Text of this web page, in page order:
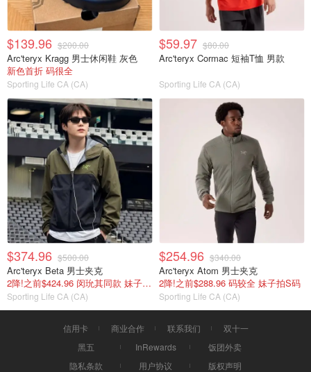
$139.96 $200.00
Arc'teryx Kragg 男士休闲鞋 灰色
新色首折 码很全
Sporting Life CA (CA)
$59.97 $80.00
Arc'teryx Cormac 短袖T恤 男款
Sporting Life CA (CA)
$374.96 $500.00
Arc'teryx Beta 男士夹克
2降!之前$424.96 闵玧其同款 妹子拍小码
Sporting Life CA (CA)
$254.96 $340.00
Arc'teryx Atom 男士夹克
2降!之前$288.96 码较全 妹子拍S码
Sporting Life CA (CA)
信用卡 商业合作 联系我们
双十一
黑五
InRewards
饭团外卖
隐私条款
用户协议 版权声明